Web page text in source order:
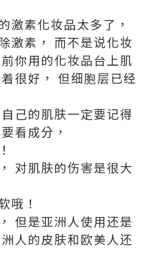
激素化妆品太多了，
激素， 而不是说化妆
你用的化妆品台上肌
很好， 但细胞层已经
己的肌肤一定要记得
看成分，
对肌肤的伤害是很大
哦！
但是亚洲人使用还是
人的皮肤和欧美人还